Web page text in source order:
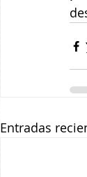
Entradas